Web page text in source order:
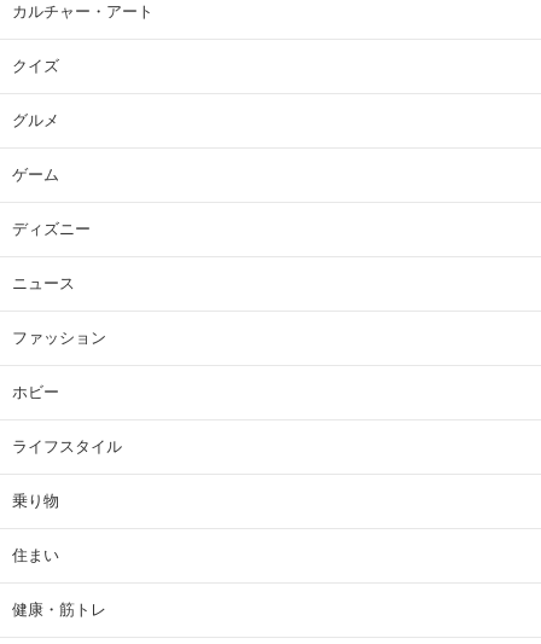
カルチャー・アート
クイズ
グルメ
ゲーム
ディズニー
ニュース
ファッション
ホビー
ライフスタイル
乗り物
住まい
健康・筋トレ